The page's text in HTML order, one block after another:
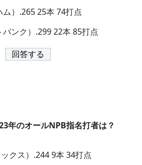
）.265 25本 74打点
ンク）.299 22本 85打点
年のオールNPB指名打者は？
クス）.244 9本 34打点